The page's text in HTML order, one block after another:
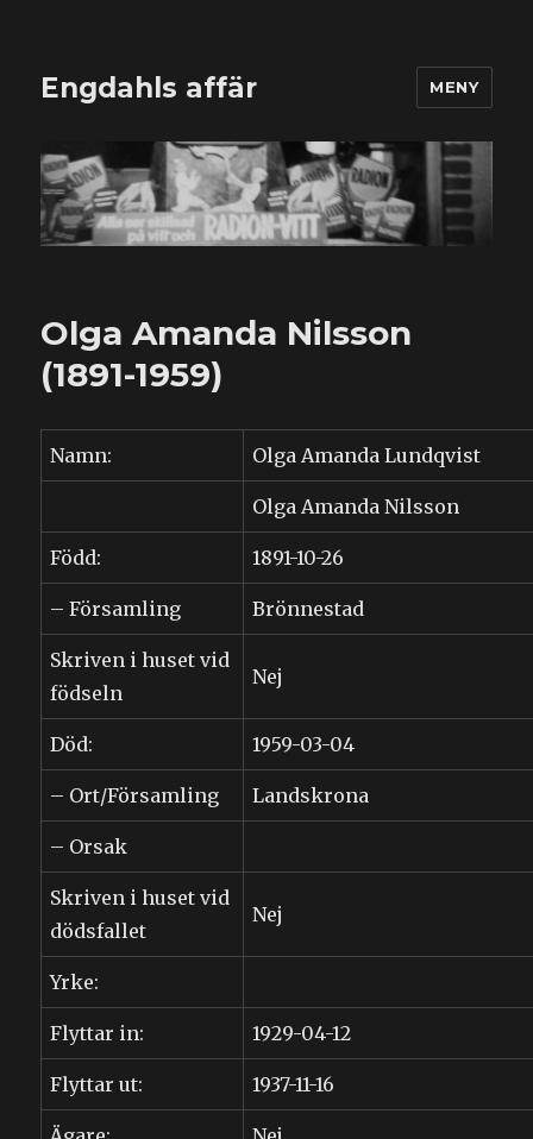
Engdahls affär MENY
Olga Amanda Nilsson
(1891-1959)
Namn: Olga Amanda Lundqvist
Olga Amanda Nilsson
Född: 1891-10-26
– Församling Brönnestad
Skriven i huset vid
födseln
Nej
Död: 1959-03-04
– Ort/Församling Landskrona
– Orsak
Skriven i huset vid
dödsfallet
Nej
Yrke:
Flyttar in: 1929-04-12
Flyttar ut: 1937-11-16